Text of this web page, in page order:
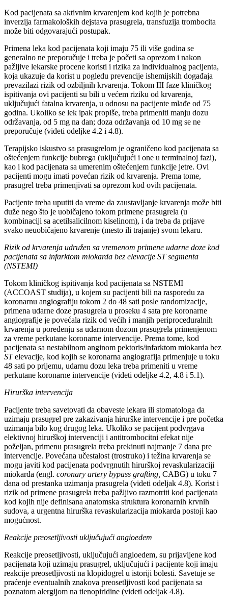
Kod pacijenata sa aktivnim krvarenjem kod kojih je potrebna
inverzija farmakoloških dejstava prasugrela, transfuzija trombocita
može biti odgovarajući postupak.
Primena leka kod pacijenata koji imaju 75 ili više godina se
generalno ne preporučuje i treba je početi sa oprezom i nakon
pažljive lekarske procene koristi i rizika za individualnog pacijenta,
koja ukazuje da korist u pogledu prevencije ishemijskih događaja
prevazilazi rizik od ozbiljnih krvarenja. Tokom III faze kliničkog
ispitivanja ovi pacijenti su bili u većem riziku od krvarenja,
uključujući fatalna krvarenja, u odnosu na pacijente mlađe od 75
godina. Ukoliko se lek ipak propiše, treba primeniti manju dozu
održavanja, od 5 mg na dan; doza održavanja od 10 mg se ne
preporučuje (videti odeljke 4.2 i 4.8).
Terapijsko iskustvo sa prasugrelom je ograničeno kod pacijenata sa
oštećenjem funkcije bubrega (uključujući i one u terminalnoj fazi),
kao i kod pacijenata sa umerenim oštećenjem funkcije jetre. Ovi
pacijenti mogu imati povećan rizik od krvarenja. Prema tome,
prasugrel treba primenjivati sa oprezom kod ovih pacijenata.
Pacijente treba uputiti da vreme da zaustavljanje krvarenja može biti
duže nego što je uobičajeno tokom primene prasugrela (u
kombinaciji sa acetilsalicilnom kiselinom), i da treba da prijave
svako neuobičajeno krvarenje (mesto ili trajanje) svom lekaru.
Rizik od krvarenja udružen sa vremenom primene udarne doze kod
pacijenata sa infarktom miokarda bez elevacije ST segmenta
(NSTEMI)
Tokom kliničkog ispitivanja kod pacijenata sa NSTEMI
(ACCOAST studija), u kojem su pacijenti bili na rasporedu za
koronarnu angiografiju tokom 2 do 48 sati posle randomizacije,
primena udarne doze prasugrela u proseku 4 sata pre koronarne
angiografije je povećala rizik od većih i manjih periproceduralnih
krvarenja u poređenju sa udarnom dozom prasugrela primenjenom
za vreme perkutane koronarne intervencije. Prema tome, kod
pacijenata sa nestabilnom anginom pektoris/infarktom miokarda bez
STelevacije, kod kojih se koronarna angiografija primenjuje u toku
48 sati po prijemu, udarnu dozu leka treba primeniti u vreme
perkutane koronarne intervencije (videti odeljke 4.2, 4.8 i 5.1).
Hirurška intervencija
Pacijente treba savetovati da obaveste lekara ili stomatologa da
uzimaju prasugrel pre zakazivanja hirurške intervencije i pre početka
uzimanja bilo kog drugog leka. Ukoliko se pacijent podvrgava
elektivnoj hirurškoj intervenciji i antitrombocitni efekat nije
poželjan, primenu prasugrela treba prekinuti najmanje 7 dana pre
intervencije. Povećana učestalost (trostruko) i težina krvarenja se
mogu javiti kod pacijenata podvrgnutih hirurškoj revaskularizaciji
miokarda (engl. coronary artery bypass grafting, CABG) u toku 7
dana od prestanka uzimanja prasugrela (videti odeljak 4.8). Korist i
rizik od primene prasugrela treba pažljivo razmotriti kod pacijenata
kod kojih nije definisana anatomska struktura koronarnih krvnih
sudova, a urgentna hirurška revaskularizacija miokarda postoji kao
mogućnost.
Reakcije preosetljivosti uključujući angioedem
Reakcije preosetljivosti, uključujući angioedem, su prijavljene kod
pacijenata koji uzimaju prasugrel, uključujući i pacijente koji imaju
reakcije preosetljivosti na klopidogrel u istoriji bolesti. Savetuje se
praćenje eventualnih znakova preosetljivosti kod pacijenata sa
poznatom alergijom na tienopiridine (videti odeljak 4.8).